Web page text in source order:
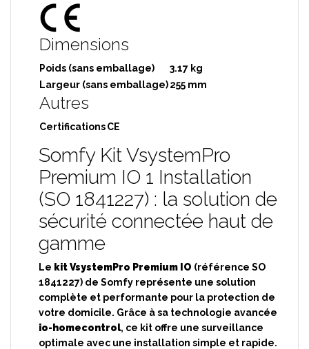
Dimensions
Poids (sans emballage)
3.17 kg
Largeur (sans emballage)255 mm
Autres
CertificationsCE
Somfy Kit VsystemPro
Premium IO 1 Installation
(SO 1841227) : la solution de
sécurité connectée haut de
gamme
Le kit VsystemPro Premium IO (référence SO
1841227) de Somfy représente une solution
complète et performante pour la protection de
votre domicile. Grâce à sa technologie avancée
io-homecontrol, ce kit offre une surveillance
optimale avec une installation simple et rapide.